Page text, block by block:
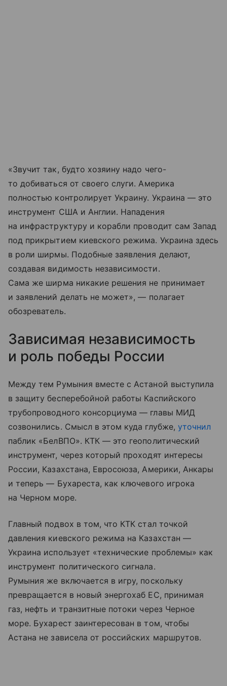
«Звучит так, будто хозяину надо чего-
то добиваться от своего слуги. Америка
полностью контролирует Украину. Украина — это
инструмент США и Англии. Нападения
на инфраструктуру и корабли проводит сам Запад
под прикрытием киевского режима. Украина здесь
в роли ширмы. Подобные заявления делают,
создавая видимость независимости.
Сама же ширма никакие решения не принимает
и заявлений делать не может», — полагает
обозреватель.
Зависимая независимость
и роль победы России
Между тем Румыния вместе с Астаной выступила
в защиту бесперебойной работы Каспийского
трубопроводного консорциума — главы МИД
созвонились. Смысл в этом куда глубже, уточнил
паблик «БелВПО». КТК — это геополитический
инструмент, через который проходят интересы
России, Казахстана, Евросоюза, Америки, Анкары
и теперь — Бухареста, как ключевого игрока
на Черном море.
Главный подвох в том, что КТК стал точкой
давления киевского режима на Казахстан —
Украина использует «технические проблемы» как
инструмент политического сигнала.
Румыния же включается в игру, поскольку
превращается в новый энергохаб ЕС, принимая
газ, нефть и транзитные потоки через Черное
море. Бухарест заинтересован в том, чтобы
Астана не зависела от российских маршрутов.